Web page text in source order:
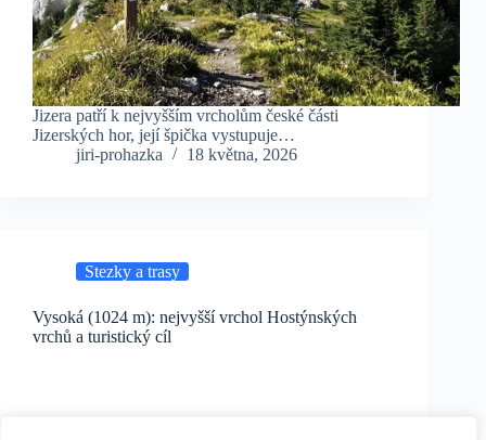
Jizera patří k nejvyšším vrcholům české části
Jizerských hor, její špička vystupuje…
jiri-prohazka
18 května, 2026
Stezky a trasy
Vysoká (1024 m): nejvyšší vrchol Hostýnských
vrchů a turistický cíl